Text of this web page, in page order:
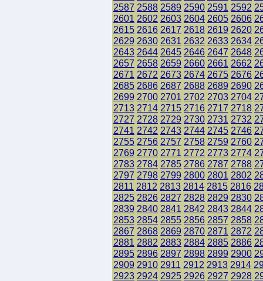
2587 2588 2589 2590 2591 2592
2601 2602 2603 2604 2605 2606
2615 2616 2617 2618 2619 2620
2629 2630 2631 2632 2633 2634
2643 2644 2645 2646 2647 2648
2657 2658 2659 2660 2661 2662
2671 2672 2673 2674 2675 2676
2685 2686 2687 2688 2689 2690
2699 2700 2701 2702 2703 2704
2713 2714 2715 2716 2717 2718
2727 2728 2729 2730 2731 2732
2741 2742 2743 2744 2745 2746
2755 2756 2757 2758 2759 2760
2769 2770 2771 2772 2773 2774
2783 2784 2785 2786 2787 2788
2797 2798 2799 2800 2801 2802
2811 2812 2813 2814 2815 2816
2825 2826 2827 2828 2829 2830
2839 2840 2841 2842 2843 2844
2853 2854 2855 2856 2857 2858
2867 2868 2869 2870 2871 2872
2881 2882 2883 2884 2885 2886
2895 2896 2897 2898 2899 2900
2909 2910 2911 2912 2913 2914
2923 2924 2925 2926 2927 2928